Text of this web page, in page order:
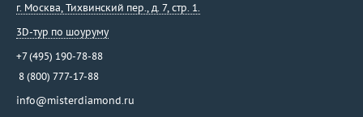
г. Москва Тихвинский пер., д. 7, стр. 1.
3D-тур по шоуруму
+7 (495) 190-78-88
8 (800) 777-17-88
info@misterdiamond.ru